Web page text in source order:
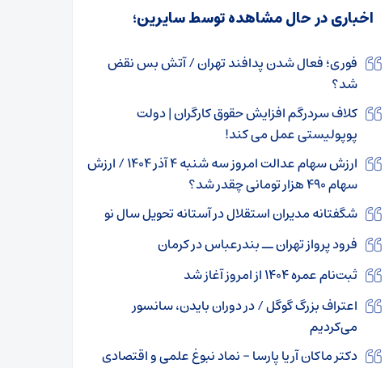
اخباری در حال مشاهده توسط سایرین؛
فوری؛ فعال شدن پدافند تهران / آتش بس نقض
شد؟
کلاف سردرگم افزایش حقوق کارگران | دولت
پوپولیستی عمل می کند!
ارزش سهام عدالت امروز سه شنبه ۴ آذر ۱۴۰۴ / ارزش
سهام ۴۹۰ هزار تومانی چقدر شد؟
شگفتانه مدیران استقلال در آستانه تحویل سال نو
فرود پرواز تهران ــ بندرعباس در کرمان
ثبت‌نام عمره ۱۴۰۴ از امروز آغاز شد
اعتراف بزرگ گوگل / در دوران بایدن، سانسور
می‌کردیم
دکتر ماکان آریا پارسا – نماد نبوغ علمی و اقتصادی